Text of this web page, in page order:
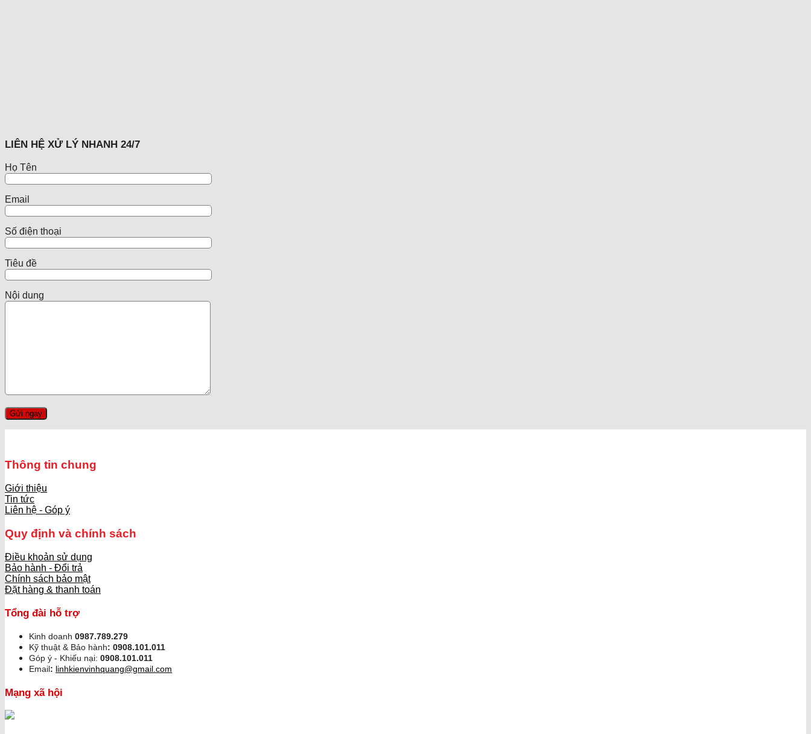
LIÊN HỆ XỬ LÝ NHANH 24/7
Họ Tên
Email
Số điện thoại
Tiêu đề
Nội dung
Thông tin chung
Giới thiệu
Tin tức
Liên hệ - Góp ý
Quy định và chính sách
Điều khoản sử dụng
Bảo hành - Đổi trả
Chính sách bảo mật
Đặt hàng & thanh toán
Tổng đài hỗ trợ
Kinh doanh 0987.789.279
Kỹ thuật & Bảo hành: 0908.101.011
Góp ý - Khiếu nại: 0908.101.011
Email: linhkienvinhquang@gmail.com
Mạng xã hội